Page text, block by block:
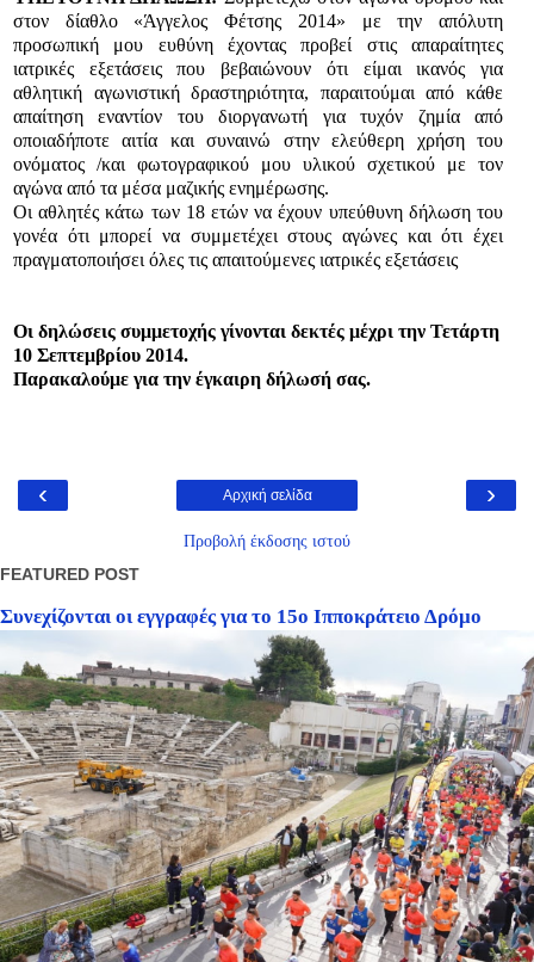
στον δίαθλο «Άγγελος Φέτσης 2014» με την απόλυτη
προσωπική μου ευθύνη έχοντας προβεί στις απαραίτητες
ιατρικές εξετάσεις που βεβαιώνουν ότι είμαι ικανός για
αθλητική αγωνιστική δραστηριότητα, παραιτούμαι από κάθε
απαίτηση εναντίον του διοργανωτή για τυχόν ζημία από
οποιαδήποτε αιτία και συναινώ στην ελεύθερη χρήση του
ονόματος /και φωτογραφικού μου υλικού σχετικού με τον
αγώνα από τα μέσα μαζικής ενημέρωσης.
Οι αθλητές κάτω των 18 ετών να έχουν υπεύθυνη δήλωση του
γονέα ότι μπορεί να συμμετέχει στους αγώνες και ότι έχει
πραγματοποιήσει όλες τις απαιτούμενες ιατρικές εξετάσεις
Οι δηλώσεις συμμετοχής γίνονται δεκτές μέχρι την Τετάρτη
10 Σεπτεμβρίου 2014.
Παρακαλούμε για την έγκαιρη δήλωσή σας.
‹ ›
Αρχική σελίδα
Προβολή έκδοσης ιστού
FEATURED POST
Συνεχίζονται οι εγγραφές για το 15ο Ιπποκράτειο Δρόμο